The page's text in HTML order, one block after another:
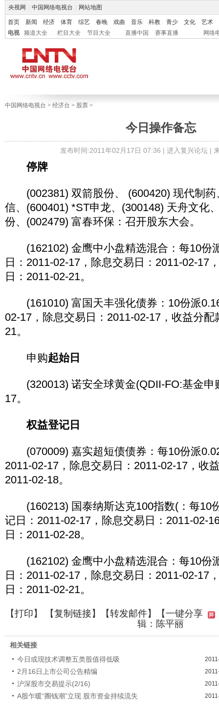
央视网 中国网络电视台 网站地图
首页 新闻 经济 体育 综艺 春晚 戏曲 音乐 科教 青少 文化
艺术
电视
频道大全 栏目大全 节目大全 直播中国 赛事直播 网络
中国网络电视台 > 经济台 > 股票 >
今日操作备忘
发布时间:2011年02月17日 07:36 | 进入复兴论坛|
停牌
(002381) 双箭股份、 (600420) 现代制药
信、(600401) *ST申龙、(300148) 天舟文化
份、(002479) 富春环保：召开股东大会。
(162102) 金鹰中小盘精选混合：每10份
日：2011-02-17，除息交易日：2011-02-17
日：2011-02-21。
(161010) 富国天丰强化债券：10份派
02-17，除息交易日：2011-02-17，收益分配
21。
申购起始日
(320013) 诺安全球黄金(QDII-FO:基金申
17。
权益登记日
(070009) 嘉实超短债债券：每10份派
2011-02-17，除息交易日：2011-02-17，收
2011-02-18。
(160213) 国泰纳斯达克100指数(：每10
记日：2011-02-17，除息交易日：2011-02-
日：2011-02-28。
(162102) 金鹰中小盘精选混合：每10份
日：2011-02-17，除息交易日：2011-02-17
日：2011-02-21。
【打印】 【复制链接】【转发邮件】
【一键分享
辑：陈平丽
相关链接
今日或现技术调整五类股值得低吸
2月16日上市公司公告精编
沪深股市交易提示(2/16)
A股乍暖“圈钱潮”立现 股市资金持续流失